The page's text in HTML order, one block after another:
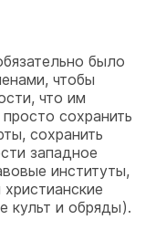
было
чтобы
что им
сохранить
сохранить
западное
институты,
культ и обряды).